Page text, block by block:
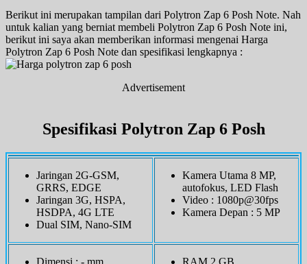
Berikut ini merupakan tampilan dari Polytron Zap 6 Posh Note. Nah
untuk kalian yang berniat membeli Polytron Zap 6 Posh Note ini,
berikut ini saya akan memberikan informasi mengenai Harga
Polytron Zap 6 Posh Note dan spesifikasi lengkapnya :
Advertisement
Spesifikasi Polytron Zap 6 Posh
Jaringan 2G-GSM,
GRRS, EDGE
Jaringan 3G, HSPA,
HSDPA, 4G LTE
Dual SIM, Nano-SIM
Kamera Utama 8 MP,
autofokus, LED Flash
Video : 1080p@30fps
Kamera Depan : 5 MP
Dimensi : - mm
RAM 2 GB